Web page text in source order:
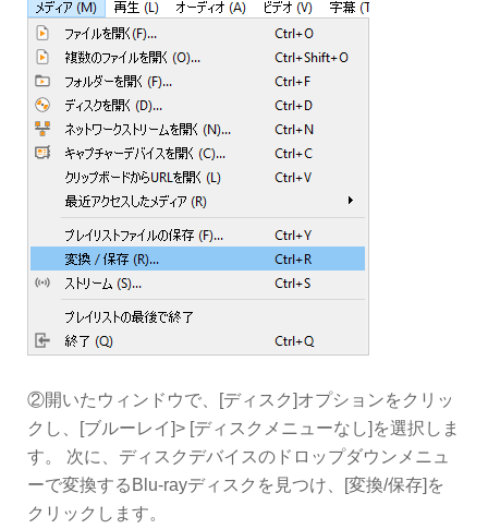
②開いたウィンドウで、[ディスク]オプションをクリッ
クし、[ブルーレイ]> [ディスクメニューなし]を選択しま
す。 次に、ディスクデバイスのドロップダウンメニュ
ーで変換するBlu-rayディスクを見つけ、[変換/保存]を
クリックします。